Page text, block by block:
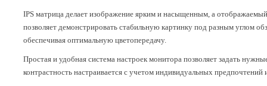
IPS матрица делает изображение ярким и насыщенным, а
позволяет демонстрировать стабильную картинку под разным углом
обеспечивая оптимальную цветопередачу.
Простая и удобная система настроек монитора позволяет задать
контрастность настраивается с учетом индивидуальных